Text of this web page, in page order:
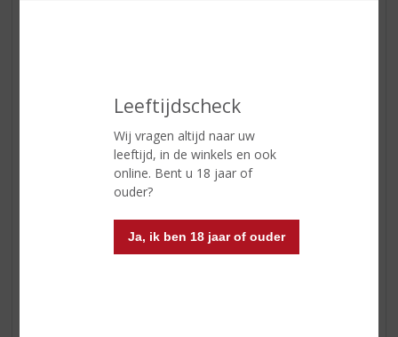
Leeftijdscheck
Wij vragen altijd naar uw
leeftijd, in de winkels en ook
online. Bent u 18 jaar of
ouder?
Ja, ik ben 18 jaar of ouder
ETIKETINFORMATIE
Land van Herkomst
Schotland
70 CL
Alcoholpercentage